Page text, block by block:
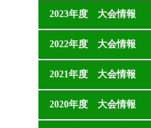
2023年度 大会情報
2022年度 大会情報
2021年度 大会情報
2020年度 大会情報